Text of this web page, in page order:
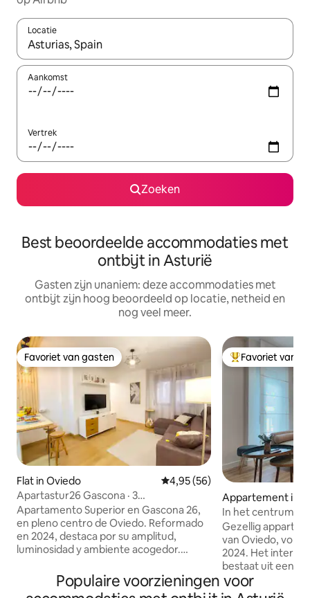
Locatie
Wanneer er resultaten beschikbaar zijn, maak je een keuze
Aankomst
Vertrek
Zoeken
Best beoordeelde accommodaties met
ontbijt in Asturië
Gasten zijn unaniem: deze accommodaties met
ontbijt zijn hoog beoordeeld op locatie, netheid en
nog veel meer.
Favoriet van gasten
Favoriet van gasten
Flat in Oviedo Gemiddelde beoordeling van
4,95 (56)
Apartastur26 Gascona · 3
appartementen in Oviedo...
Apartamento Superior en Gascona 26,
en pleno centro de Oviedo. Reformado
en 2024, destaca por su amplitud,
luminosidad y ambiente acogedor.
dormitorio, salón con sofá cama y
capacidad para 1 a 4 huéspedes. Cuenta
Topfavoriet van
Favoriet van
Appartement in
In het centrum 'El
Gezellig
van Oviedo,
2024. Het
bestaat uit een
een slaapkamer
Populaire voorzieningen voor